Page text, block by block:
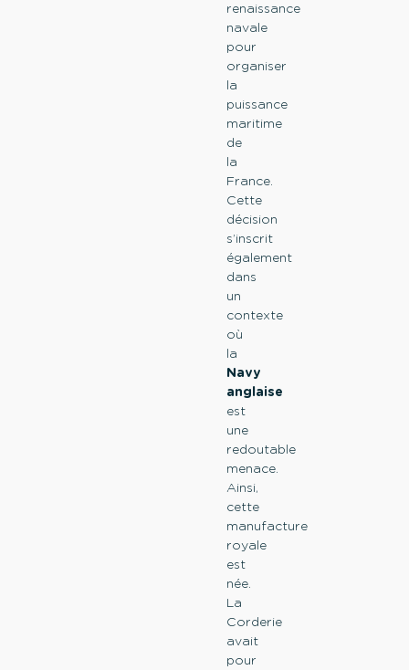
renaissance
navale
pour
organiser
la
puissance
maritime
de
la
France.
Cette
décision
s’inscrit
également
dans
un
contexte
où
la
Navy
anglaise
est
une
redoutable
menace.
Ainsi,
cette
manufacture
royale
est
née.
La
Corderie
avait
pour